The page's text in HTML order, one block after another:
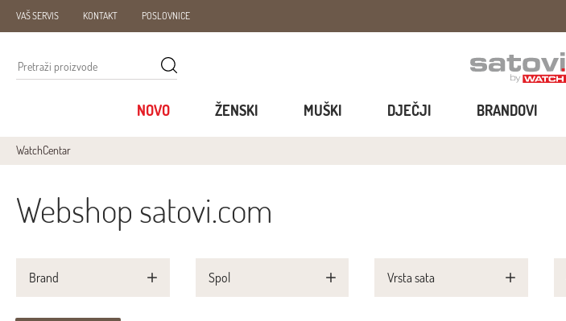
VAŠ SERVIS KONTAKT POSLOVNICE
NOVO ŽENSKI MUŠKI DJEČJI BRANDOVI
WatchCentar
Webshop satovi.com
Brand Spol Vrsta sata